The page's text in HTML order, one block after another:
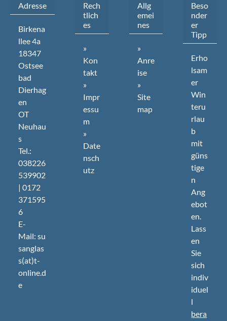
Adresse
Birkena
llee4a
18347
Ostsee
bad
Dierhag
en
OT
Neuhau
s
Tel.:
038226
539902
| 0172
371595
6
E-
Mail: su
sanglas
s(at)t-
online.d
e
Rech
tlich
es
»
Kon
takt
»
Impr
essu
m
»
Date
nsch
utz
Allg
emei
nes
»
Anre
ise
»
Site
map
Beso
nder
er
Tipp
Erho
lsam
er
Win
teru
rlau
b
mit
güns
tige
n
Ang
ebot
en.
Lass
en
Sie
sich
indiv
iduel
l
bera